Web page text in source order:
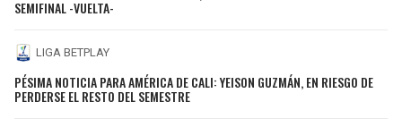
SEMIFINAL -VUELTA-
LIGA BETPLAY
PÉSIMA NOTICIA PARA AMÉRICA DE CALI: YEISON GUZMÁN, EN RIESGO DE
PERDERSE EL RESTO DEL SEMESTRE